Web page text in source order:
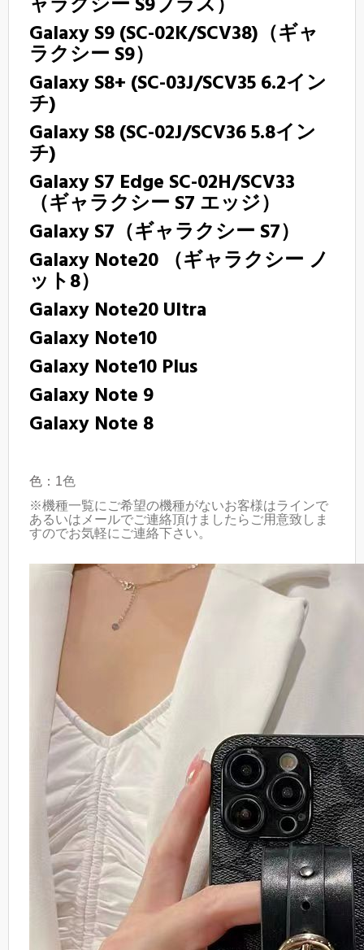
Galaxy S9 (SC-02K/SCV38)（ギャ
ラクシー S9）
Galaxy S8+ (SC-03J/SCV35 6.2イン
チ)
Galaxy S8 (SC-02J/SCV36 5.8イン
チ)
Galaxy S7 Edge SC-02H/SCV33
（ギャラクシー S7 エッジ）
Galaxy S7（ギャラクシー S7）
Galaxy Note20 （ギャラクシー ノ
ット8）
Galaxy Note20 Ultra
Galaxy Note10
Galaxy Note10 Plus
Galaxy Note 9
Galaxy Note 8
色：1色
※機種一覧にご希望の機種がないお客様はラインで
あるいはメールでご連絡頂けましたらご用意致しま
すのでお気軽にご連絡下さい。